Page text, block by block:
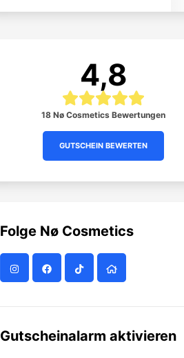
4,8
18 Nø Cosmetics Bewertungen
GUTSCHEIN BEWERTEN
Folge Nø Cosmetics
Gutscheinalarm aktivieren